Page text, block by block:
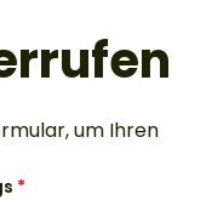
um Ihren